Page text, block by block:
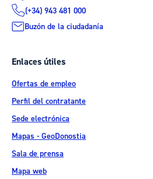
(+34) 943 481 000
Buzón de la ciudadanía
Enlaces útiles
Ofertas de empleo
Perfil del contratante
Sede electrónica
Mapas - GeoDonostia
Sala de prensa
Mapa web